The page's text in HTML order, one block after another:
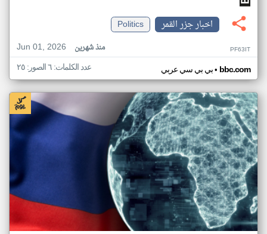
اخبار جزر القمر
Politics
Jun 01, 2026
منذ شهرين PF63IT
بي بي سي عربي• bbc.com عدد الكلمات: ٦ الصور: ٢٥